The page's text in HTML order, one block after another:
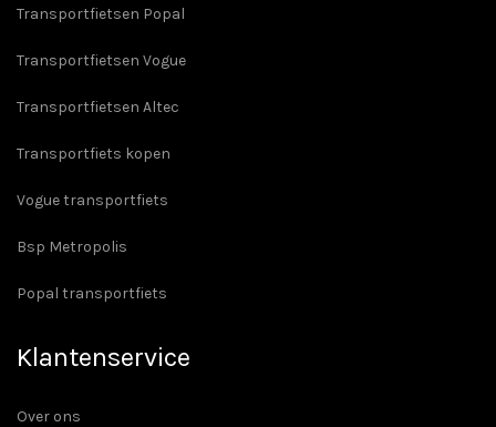
Transportfietsen Popal
Transportfietsen Vogue
Transportfietsen Altec
Transportfiets kopen
Vogue transportfiets
Bsp Metropolis
Popal transportfiets
Klantenservice
Over ons